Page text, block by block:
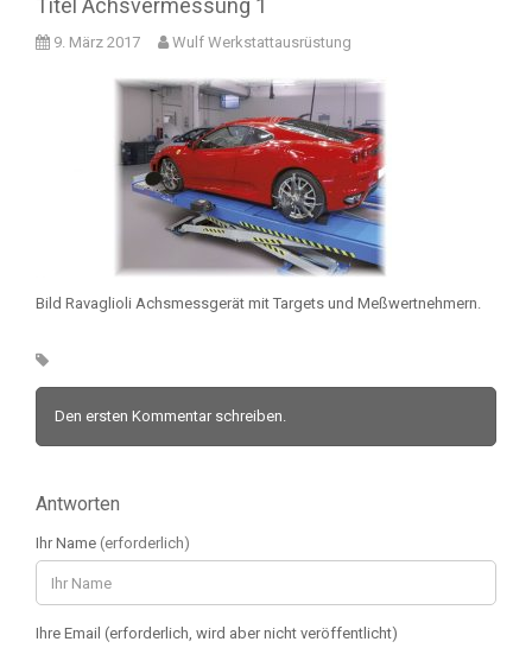
Titel Achsvermessung 1
9. März 2017 Wulf Werkstattausrüstung
Bild Ravaglioli Achsmessgerät mit Targets und Meßwertnehmern.
Den ersten Kommentar schreiben.
Antworten
Ihr Name (erforderlich)
Ihre Email (erforderlich, wird aber nicht veröffentlicht)